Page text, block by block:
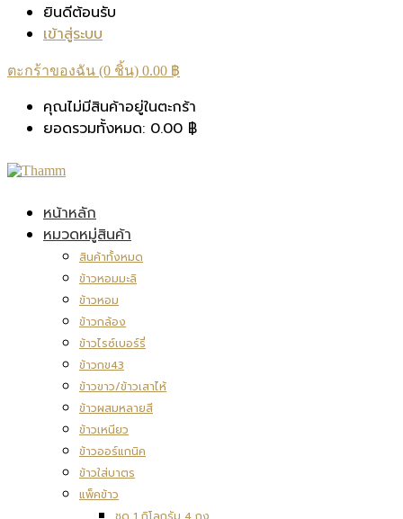
ยินดีต้อนรับ
เข้าสู่ระบบ
ตะกร้าของฉัน (0 ชิ้น) 0.00 ฿
คุณไม่มีสินค้าอยู่ในตะกร้า
ยอดรวมทั้งหมด: 0.00 ฿
หน้าหลัก
หมวดหมู่สินค้า
สินค้าทั้งหมด
ข้าวหอมมะลิ
ข้าวหอม
ข้าวกล้อง
ข้าวไรซ์เบอร์รี่
ข้าวกข43
ข้าวขาว/ข้าวเสาไห้
ข้าวผสมหลายสี
ข้าวเหนียว
ข้าวออร์แกนิค
ข้าวใส่บาตร
แพ็คข้าว